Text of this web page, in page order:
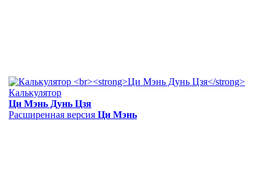
Калькулятор
Ци Мэнь Дунь Цзя
Расширенная версия Ци Мэнь